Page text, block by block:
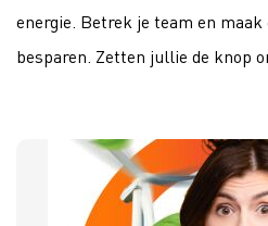
energie. Betrek je team en
besparen. Zetten jullie de knop